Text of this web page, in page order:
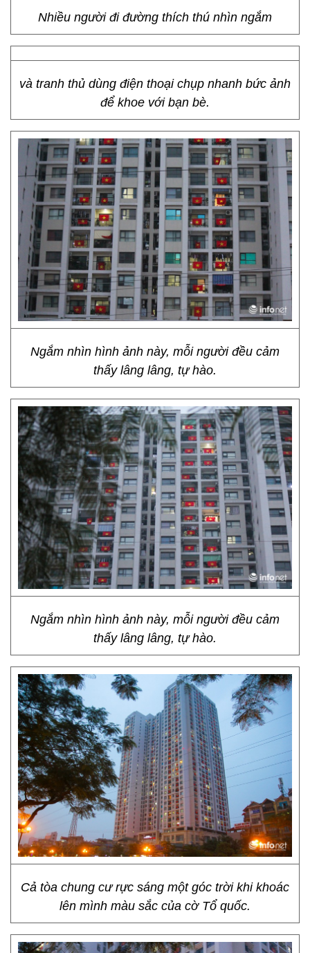
Nhiều người đi đường thích thú nhìn ngắm
và tranh thủ dùng điện thoại chụp nhanh bức ảnh
để khoe với bạn bè.
Ngắm nhìn hình ảnh này, mỗi người đều cảm
thấy lâng lâng, tự hào.
Ngắm nhìn hình ảnh này, mỗi người đều cảm
thấy lâng lâng, tự hào.
Cả tòa chung cư rực sáng một góc trời khi khoác
lên mình màu sắc của cờ Tổ quốc.